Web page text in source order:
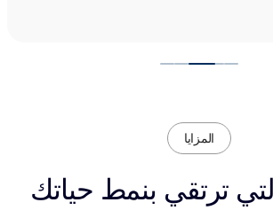
المزايا
ترتقي بنمط حياتك